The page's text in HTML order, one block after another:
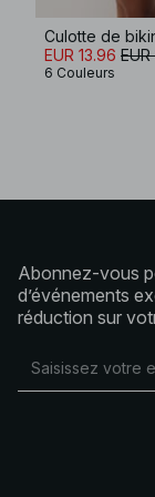
Culotte de
EUR 13.96
6 Couleurs
Abonnez-vous
d’événements
réduction sur